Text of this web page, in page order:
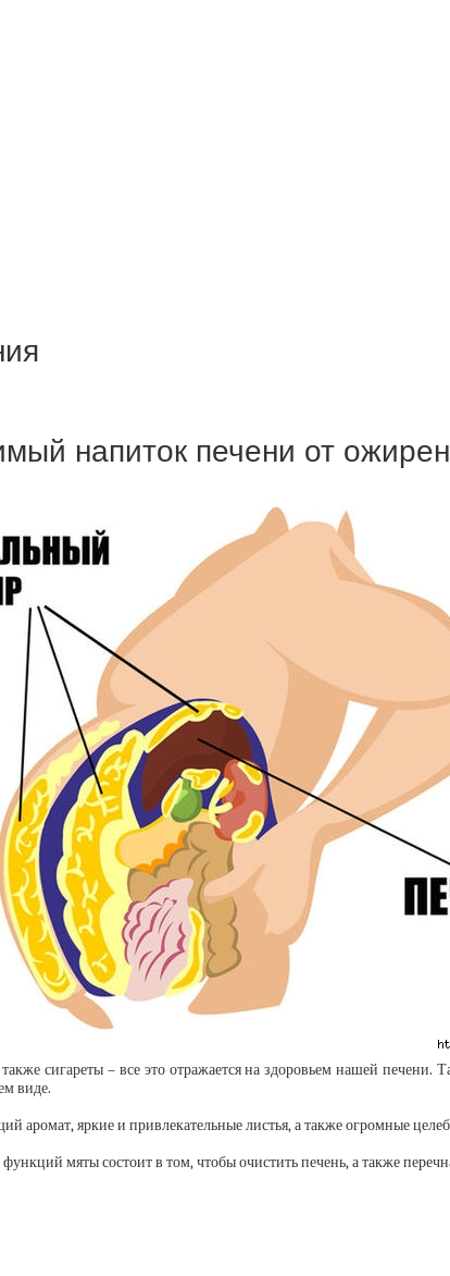
напиток печени от
сигареты – все это отражается на здоровьем нашей печени.
виде.
аромат, яркие и привлекательные листья, а также огромные
мяты состоит в том, чтобы очистить печень, а также